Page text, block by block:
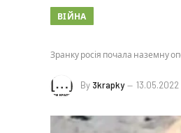
ВІЙНА
Зранку росія почала наземну
By 3krapky 13.05.2022